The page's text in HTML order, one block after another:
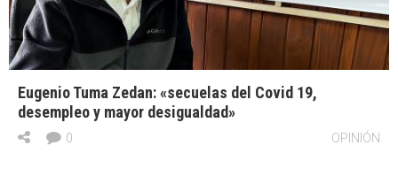
Eugenio Tuma Zedan: «secuelas del Covid 19,
desempleo y mayor desigualdad»
OPINIÓN
0